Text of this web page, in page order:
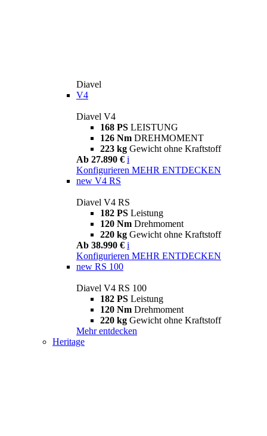
Diavel
V4
Diavel V4
168 PS LEISTUNG
126 Nm DREHMOMENT
223 kg Gewicht ohne Kraftstoff
Ab 27.890 € i
Konfigurieren MEHR ENTDECKEN
new V4 RS
Diavel V4 RS
182 PS Leistung
120 Nm Drehmoment
220 kg Gewicht ohne Kraftstoff
Ab 38.990 € i
Konfigurieren MEHR ENTDECKEN
new RS 100
Diavel V4 RS 100
182 PS Leistung
120 Nm Drehmoment
220 kg Gewicht ohne Kraftstoff
Mehr entdecken
Heritage